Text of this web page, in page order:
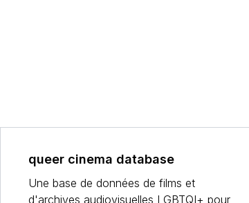
queer cinema database
Une base de données de films et
d'archives audiovisuelles LGBTQI+ pour